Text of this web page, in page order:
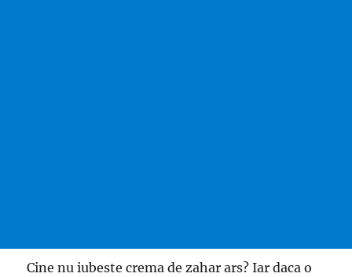
Cine nu iubeste crema de zahar ars? Iar daca o